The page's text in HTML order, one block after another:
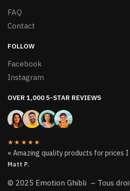
FAQ
Contact
FOLLOW
Facebook
Instagram
OVER 1,000 5-STAR REVIEWS
★★★★★
« Amazing quality products for prices I
Matt P.
© 2025 Emotion Ghibli – Tous